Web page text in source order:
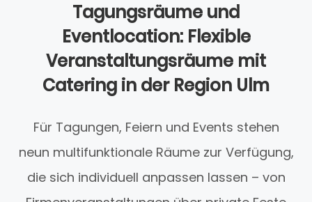
Tagungsräume und
Eventlocation: Flexible
Veranstaltungsräume mit
Catering in der Region Ulm
Für Tagungen, Feiern und Events stehen
neun multifunktionale Räume zur Verfügung,
die sich individuell anpassen lassen – von